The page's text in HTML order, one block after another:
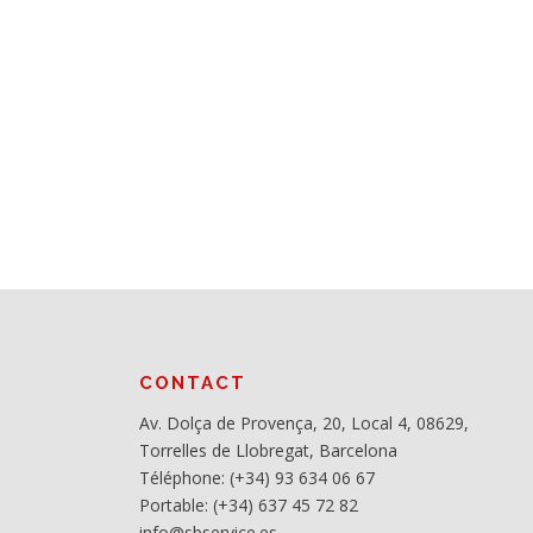
n
e
s
a
r
CONTACT
Av. Dolça de Provença, 20, Local 4, 08629,
Torrelles de Llobregat, Barcelona
Téléphone: (+34) 93 634 06 67
Portable: (+34) 637 45 72 82